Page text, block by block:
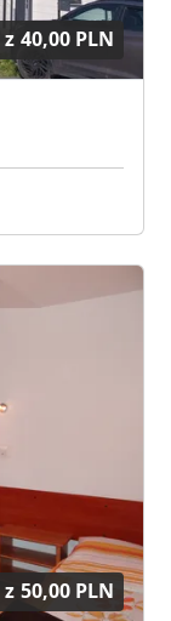
z 40,00 PLN
z 50,00 PLN